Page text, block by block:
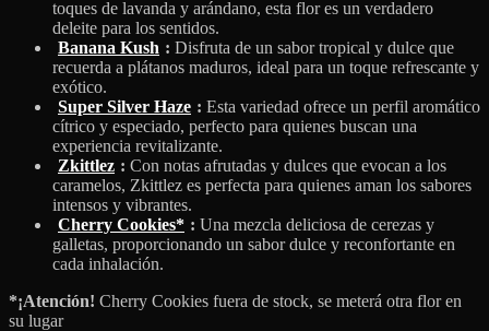
toques de lavanda y arándano, esta flor es un verdadero
deleite para los sentidos.
Banana Kush : Disfruta de un sabor tropical y dulce que
recuerda a plátanos maduros, ideal para un toque refrescante y
exótico.
Super Silver Haze : Esta variedad ofrece un perfil aromático
cítrico y especiado, perfecto para quienes buscan una
experiencia revitalizante.
Zkittlez : Con notas afrutadas y dulces que evocan a los
caramelos, Zkittlez es perfecta para quienes aman los sabores
intensos y vibrantes.
Cherry Cookies* : Una mezcla deliciosa de cerezas y
galletas, proporcionando un sabor dulce y reconfortante en
cada inhalación.
*¡Atención! Cherry Cookies fuera de stock, se meterá otra flor en
su lugar